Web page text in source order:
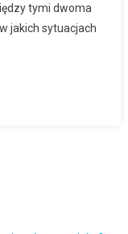
tymi dwoma
jakich sytuacjach